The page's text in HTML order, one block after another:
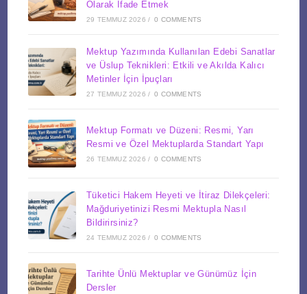
Olarak İfade Etmek
29 TEMMUZ 2026 / 0 COMMENTS
Mektup Yazımında Kullanılan Edebi Sanatlar
ve Üslup Teknikleri: Etkili ve Akılda Kalıcı
Metinler İçin İpuçları
27 TEMMUZ 2026 / 0 COMMENTS
Mektup Formatı ve Düzeni: Resmi, Yarı
Resmi ve Özel Mektuplarda Standart Yapı
26 TEMMUZ 2026 / 0 COMMENTS
Tüketici Hakem Heyeti ve İtiraz Dilekçeleri:
Mağduriyetinizi Resmi Mektupla Nasıl
Bildirirsiniz?
24 TEMMUZ 2026 / 0 COMMENTS
Tarihte Ünlü Mektuplar ve Günümüz İçin
Dersler